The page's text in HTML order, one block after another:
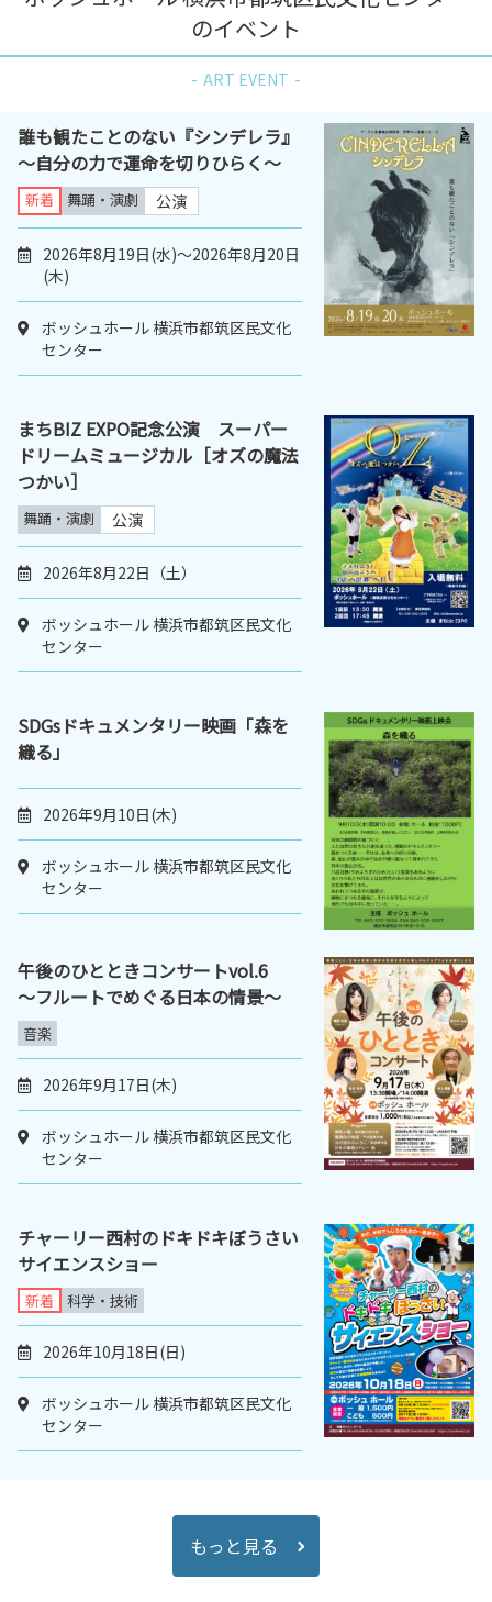
のイベント
ART EVENT
誰も観たことのない『シンデレラ』
～自分の力で運命を切りひらく～
新着 舞踊・演劇 公演
2026年8月19日(水)～2026年8月20日
(木)
ボッシュホール 横浜市都筑区民文化
センター
まちBIZ EXPO記念公演 スーパー
ドリームミュージカル［オズの魔法
つかい］
舞踊・演劇 公演
2026年8月22日（土）
ボッシュホール 横浜市都筑区民文化
センター
SDGsドキュメンタリー映画「森を
織る」
2026年9月10日(木)
ボッシュホール 横浜市都筑区民文化
センター
午後のひとときコンサートvol.6
～フルートでめぐる日本の情景～
音楽
2026年9月17日(木)
ボッシュホール 横浜市都筑区民文化
センター
チャーリー西村のドキドキぼうさい
サイエンスショー
新着 科学・技術
2026年10月18日(日)
ボッシュホール 横浜市都筑区民文化
センター
もっと見る